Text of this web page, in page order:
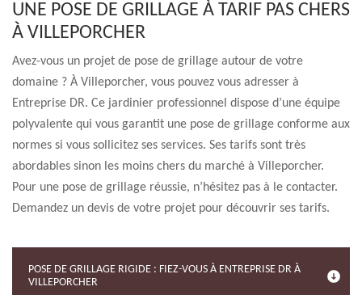
UNE POSE DE GRILLAGE À TARIF PAS CHERS
À VILLEPORCHER
Avez-vous un projet de pose de grillage autour de votre
domaine ? À Villeporcher, vous pouvez vous adresser à
Entreprise DR. Ce jardinier professionnel dispose d’une équipe
polyvalente qui vous garantit une pose de grillage conforme aux
normes si vous sollicitez ses services. Ses tarifs sont très
abordables sinon les moins chers du marché à Villeporcher.
Pour une pose de grillage réussie, n’hésitez pas à le contacter.
Demandez un devis de votre projet pour découvrir ses tarifs.
POSE DE GRILLAGE RIGIDE : FIEZ-VOUS À ENTREPRISE DR À
VILLEPORCHER